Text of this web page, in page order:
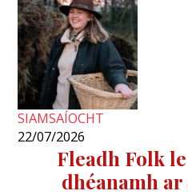
SIAMSAÍOCHT
22/07/2026
Fleadh Folk
dhéanamh